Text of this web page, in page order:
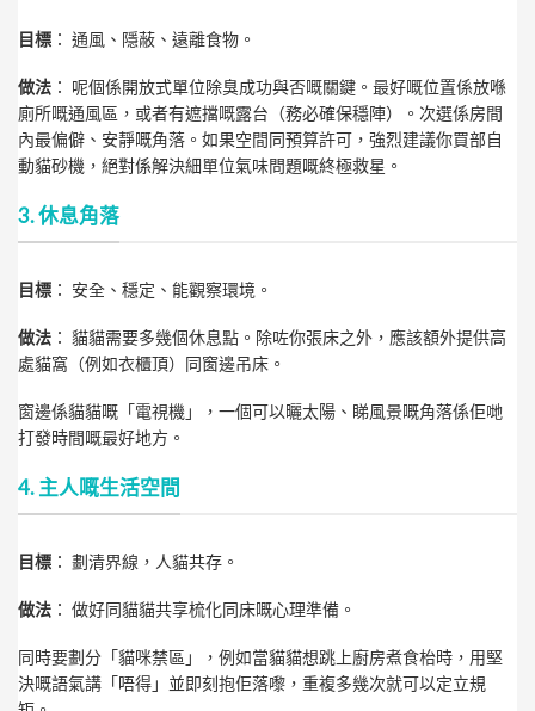
目標 ： 通風、隱蔽、遠離食物。
做法 ： 呢個係開放式單位除臭成功與否嘅關鍵。最好嘅位置係放喺
廁所嘅通風區，或者有遮擋嘅露台（務必確保穩陣）。次選係房間
內最偏僻、安靜嘅角落。如果空間同預算許可，強烈建議你買部自
動貓砂機，絕對係解決細單位氣味問題嘅終極救星。
3. 休息角落
目標 ： 安全、穩定、能觀察環境。
做法 ： 貓貓需要多幾個休息點。除咗你張床之外，應該額外提供高
處貓窩（例如衣櫃頂）同窗邊吊床。
窗邊係貓貓嘅「電視機」，一個可以曬太陽、睇風景嘅角落係佢哋
打發時間嘅最好地方。
4. 主人嘅生活空間
目標 ： 劃清界線，人貓共存。
做法 ： 做好同貓貓共享梳化同床嘅心理準備。
同時要劃分「貓咪禁區」，例如當貓貓想跳上廚房煮食枱時，用堅
決嘅語氣講「唔得」並即刻抱佢落嚟，重複多幾次就可以定立規